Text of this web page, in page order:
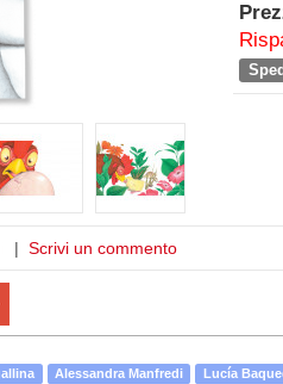
| Scrivi un commento
Alessandra Manfredi Lucía